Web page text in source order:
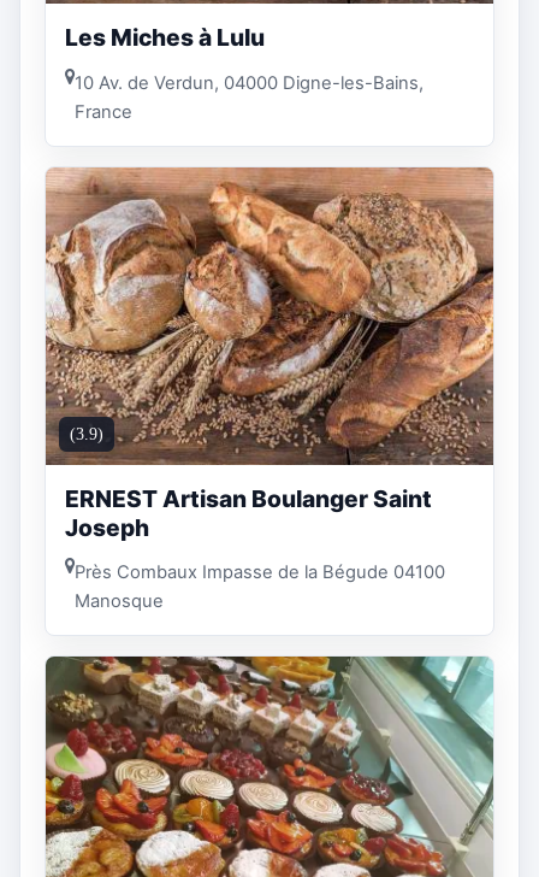
Les Miches à Lulu
10 Av. de Verdun, 04000 Digne-les-Bains,
France
(3.9)
ERNEST Artisan Boulanger Saint
Joseph
Près Combaux Impasse de la Bégude 04100
Manosque